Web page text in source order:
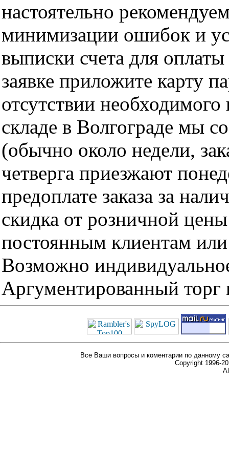
настоятельно
минимизации ошибок и
выписки счета для
заявке приложите карту
отсутствии
складе в Волгограде мы
(обычно около недели,
четверга приезжают
предоплате заказа за
скидка от розничной
постоянным клиентам
Возможно
Аргументированный торг
Все Ваши вопросы и коментарии по данному
Copyright 1996-